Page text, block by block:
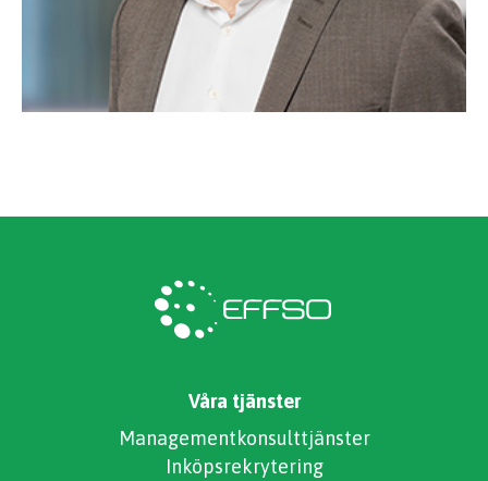
Våra tjänster
Managementkonsulttjänster
Inköpsrekrytering